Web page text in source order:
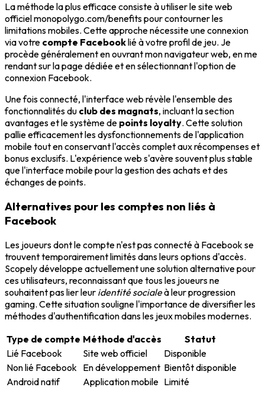
La méthode la plus efficace consiste à utiliser le site web
officiel monopolygo.com/benefits pour contourner les
limitations mobiles. Cette approche nécessite une connexion
via votre compte Facebooklié à votre profil de jeu. Je
procède généralement en ouvrant mon navigateur web, en me
rendant sur la page dédiée et en sélectionnant l'option de
connexion Facebook.
Une fois connecté, l'interface web révèle l'ensemble des
fonctionnalités du club des magnats, incluant la section
avantages et le système de points loyalty. Cette solution
pallie efficacement les dysfonctionnements de l'application
mobile tout en conservant l'accès complet aux récompenses et
bonus exclusifs. L'expérience web s'avère souvent plus stable
que l'interface mobile pour la gestion des achats et des
échanges de points.
Alternatives pour les comptes non liés à
Facebook
Les joueurs dont le compte n'est pas connecté à Facebook se
trouvent temporairement limités dans leurs options d'accès.
Scopely développe actuellement une solution alternative pour
ces utilisateurs, reconnaissant que tous les joueurs ne
souhaitent pas lier leur identité socialeà leur progression
gaming. Cette situation souligne l'importance de diversifier les
méthodes d'authentification dans les jeux mobiles modernes.
Type de compte Méthode d'accès
Statut
Lié Facebook
Site web officiel
Disponible
Non lié Facebook En développement Bientôt disponible
Android natif
Application mobile Limité